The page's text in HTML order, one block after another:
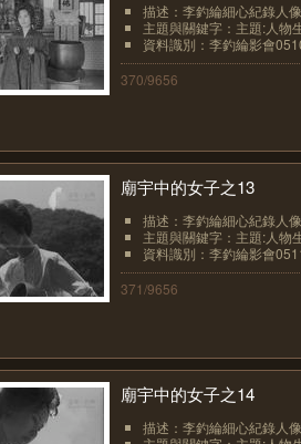
描述：李釣綸細心紀錄人
主題與關鍵字：主題:人物
資料識別：李釣綸影會
370/9656
廟宇中的女子之13
描述：李釣綸細心紀錄人
主題與關鍵字：主題:人物
資料識別：李釣綸影會
371/9656
廟宇中的女子之14
描述：李釣綸細心紀錄人